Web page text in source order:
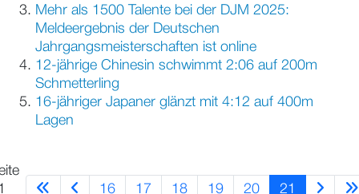
Mehr als 1500 Talente bei der DJM 2025:
Meldeergebnis der Deutschen
Jahrgangsmeisterschaften ist online
12-jährige Chinesin schwimmt 2:06 auf 200m
Schmetterling
16-jähriger Japaner glänzt mit 4:12 auf 400m
Lagen
16 17 18 19 20 21